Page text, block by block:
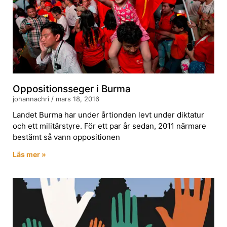
Oppositionsseger i Burma
johannachri mars 18, 2016
Landet Burma har under årtionden levt under diktatur
och ett militärstyre. För ett par år sedan, 2011 närmare
bestämt så vann oppositionen
Läs mer »